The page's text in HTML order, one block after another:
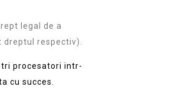
legal de a
respectiv).
procesatori intr-
cu succes.